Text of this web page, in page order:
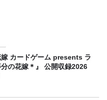
カードゲーム presents ラ
の花嫁＊』 公開収録2026